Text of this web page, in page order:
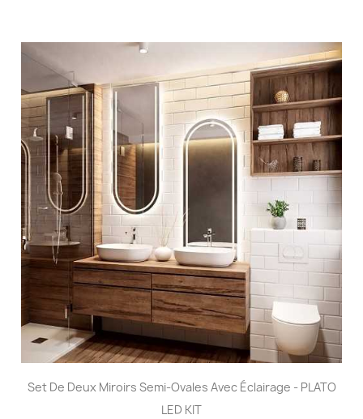
Set De Deux Miroirs Semi-Ovales Avec Éclairage - PLATO
LED KIT